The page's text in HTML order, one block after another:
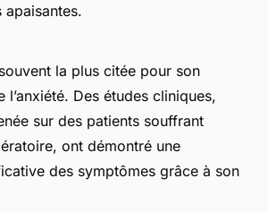
apaisantes.
la plus citée pour son
Des études cliniques,
sur des patients souffrant
ont démontré une
des symptômes grâce à son